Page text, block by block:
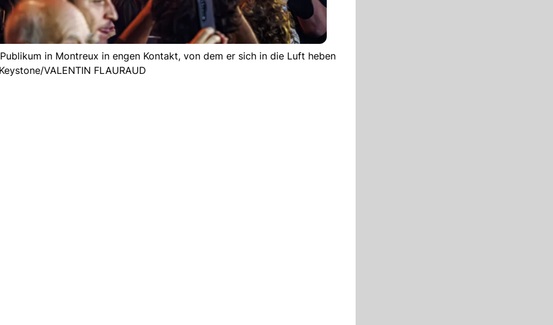
in Montreux in engen Kontakt, von dem er sich in die Luft heben
VALENTIN FLAURAUD